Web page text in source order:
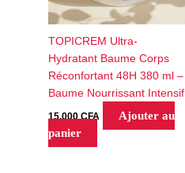
TOPICREM Ultra-
Hydratant Baume Corps
Réconfortant 48H 380 ml –
Baume Nourrissant Intensif
15,000CFA
Ajouter au
panier